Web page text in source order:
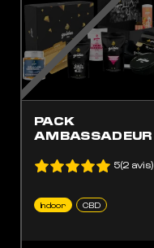
PACK
AMBASSADEUR
Indoor CBD
5(2 avis)